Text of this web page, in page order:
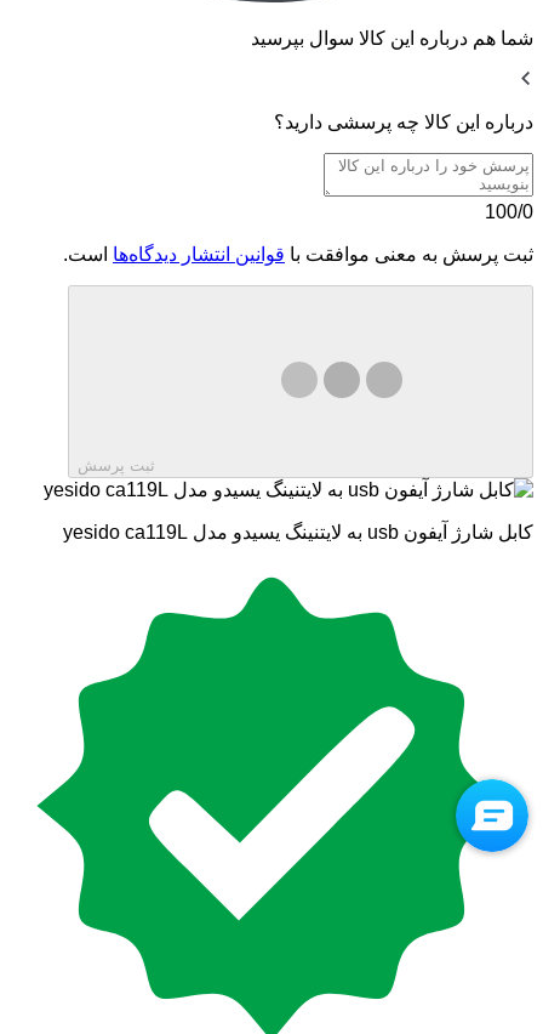
شما هم درباره این کالا سوال بپرسید
درباره این کالا چه پرسشی دارید؟
100/0
ثبت پرسش به معنی موافقت با قوانین انتشار دیدگاه‌ها است.
ثبت پرسش
کابل شارژ آیفون usb به لایتنینگ یسیدو مدل yesido ca119L